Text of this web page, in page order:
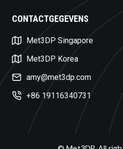
CONTACTGEGEVENS
Met3DP Singapore
Met3DP Korea
amy@met3dp.com
+86 19116340731